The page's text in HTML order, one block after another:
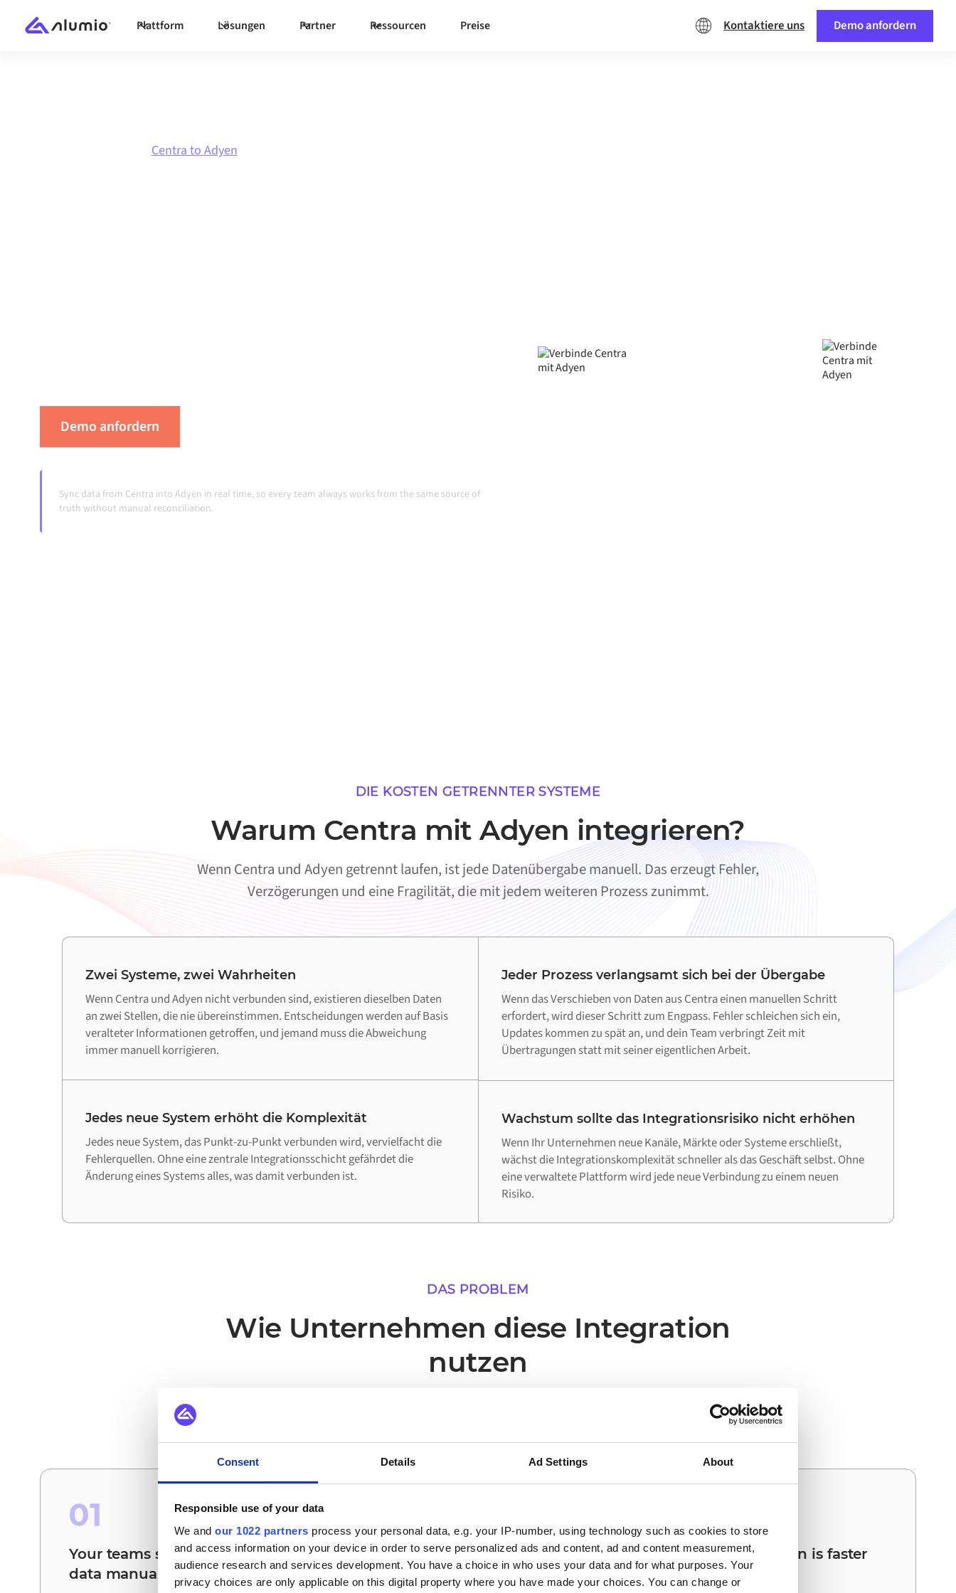
Consent Details Ad Settings About
Responsible use of your data
We and our 1022 partners process your personal data, e.g. your IP-number, using technology such as cookies to store
and access information on your device in order to serve personalized ads and content, ad and content measurement,
audience research and services development. You have a choice in who uses your data and for what purposes. Your
privacy choices are only applicable on this digital property where you have made your choices. You can change or
Plattform Lösungen Partner Ressourcen Preise Kontaktiere uns Demo anfordern
Centra to Adyen
Demo anfordern
Sync data from Centra into Adyen in real time, so every team always works from the same source of
truth without manual reconciliation.
DIE KOSTEN GETRENNTER SYSTEME
Warum Centra mit Adyen integrieren?
Wenn Centra und Adyen getrennt laufen, ist jede Datenübergabe manuell. Das erzeugt Fehler,
Verzögerungen und eine Fragilität, die mit jedem weiteren Prozess zunimmt.
Zwei Systeme, zwei Wahrheiten
Wenn Centra und Adyen nicht verbunden sind, existieren dieselben Daten
an zwei Stellen, die nie übereinstimmen. Entscheidungen werden auf Basis
veralteter Informationen getroffen, und jemand muss die Abweichung
immer manuell korrigieren.
Jeder Prozess verlangsamt sich bei der Übergabe
Wenn das Verschieben von Daten aus Centra einen manuellen Schritt
erfordert, wird dieser Schritt zum Engpass. Fehler schleichen sich ein,
Updates kommen zu spät an, und dein Team verbringt Zeit mit
Übertragungen statt mit seiner eigentlichen Arbeit.
Jedes neue System erhöht die Komplexität
Jedes neue System, das Punkt-zu-Punkt verbunden wird, vervielfacht die
Fehlerquellen. Ohne eine zentrale Integrationsschicht gefährdet die
Änderung eines Systems alles, was damit verbunden ist.
Wachstum sollte das Integrationsrisiko nicht erhöhen
Wenn Ihr Unternehmen neue Kanäle, Märkte oder Systeme erschließt,
wächst die Integrationskomplexität schneller als das Geschäft selbst. Ohne
eine verwaltete Plattform wird jede neue Verbindung zu einem neuen
Risiko.
DAS PROBLEM
Wie Unternehmen diese Integration
nutzen
Das sind die Szenarien, in denen eine Live-Verbindung zwischen Centra und Adyen den
01
Your teams stop reconciling
data manually
Processes run without someone
triggering them
Your next integration is faster
than the first